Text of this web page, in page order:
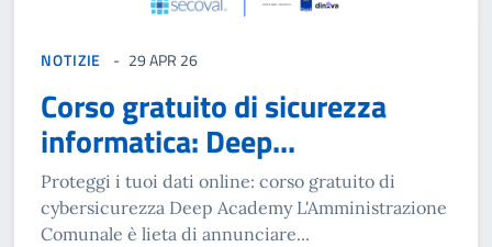
NOTIZIE 29 APR 26
Corso gratuito di sicurezza
informatica: Deep...
Proteggi i tuoi dati online: corso gratuito di
cybersicurezza Deep Academy L'Amministrazione
Comunale è lieta di annunciare...